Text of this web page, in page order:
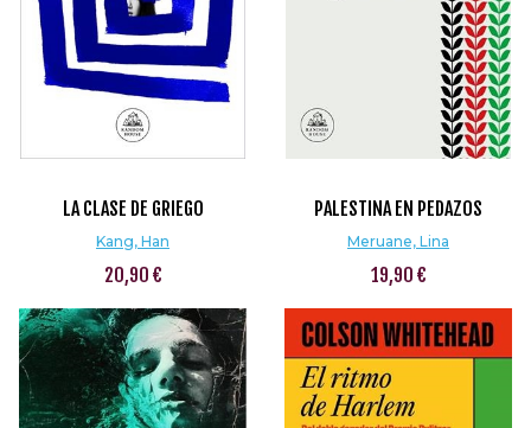
LA CLASE DE GRIEGO
Kang, Han
20,90 €
PALESTINA EN PEDAZOS
Meruane, Lina
19,90 €